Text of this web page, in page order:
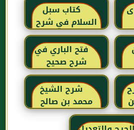
كتاب سبل
السلام في شرح
بلوغ المرام للإمام
الصنعاني رحمه
الله
فتح الباري في
شرح صحيح
البخاري للحافظ
ابن حجر
العسقلاني
شرح الشيخ
محمد بن صالح
العثيمين لكتاب
رياض الصالحين